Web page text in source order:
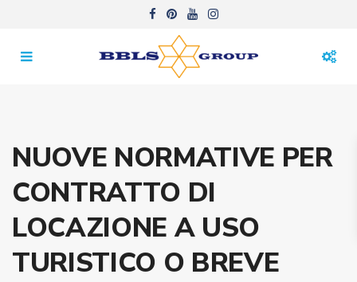
NUOVE NORMATIVE PER
CONTRATTO DI
LOCAZIONE A USO
TURISTICO O BREVE